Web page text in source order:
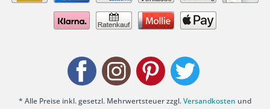
* Alle Preise inkl. gesetzl. Mehrwertsteuer zzgl.Versandkosten und